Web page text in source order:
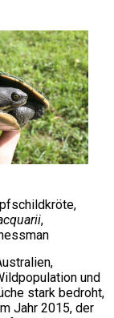
,
und
stark bedroht,
Jahr 2015, der